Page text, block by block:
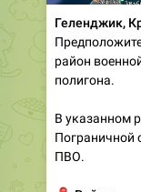
Геленджик,
район
полигона.
В указанном
ПВО.